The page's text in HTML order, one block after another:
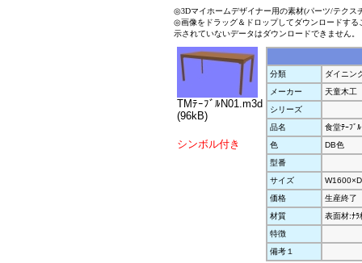
◎3Dマイホームデザイナー用の素材(パーツ/テクス
◎画像をドラッグ＆ドロップしてダウンロードす
示されていないデータはダウンロードできません。
TMﾃｰﾌﾞﾙN01.m3d
(96kB)
シンボル付き
分類
ダイニン
メーカー
天童木工
シリーズ
品名
食堂ﾃｰﾌﾞﾙ
色
DB色
型番
サイズ
価格
生産終了
材質
表面材:ﾅﾗ
特徴
備考１